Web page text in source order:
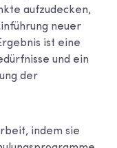
aufzudecken,
neuer
ist eine
und ein
der
indem sie